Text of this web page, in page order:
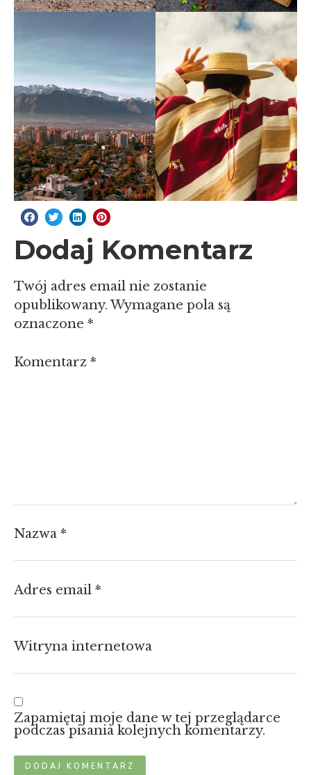
Dodaj Komentarz
Twój adres email nie zostanie
opublikowany. Wymagane pola są
oznaczone *
Komentarz *
Nazwa *
Adres email *
Witryna internetowa
Zapamiętaj moje dane w tej przeglądarce
podczas pisania kolejnych komentarzy.